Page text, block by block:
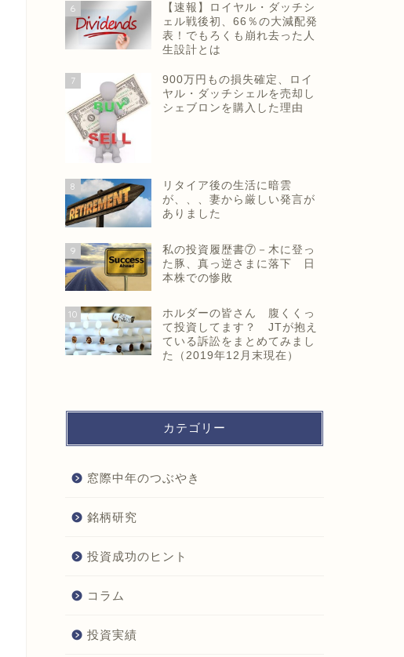
6
【速報】ロイヤル・ダッチシ
ェル戦後初、66％の大減配発
表！でもろくも崩れ去った人
生設計とは
7
900万円もの損失確定、ロイ
ヤル・ダッチシェルを売却し
シェブロンを購入した理由
8
リタイア後の生活に暗雲
が、、、妻から厳しい発言が
ありました
9
私の投資履歴書⑦－木に登っ
た豚、真っ逆さまに落下 日
本株での惨敗
10
ホルダーの皆さん 腹くくっ
て投資してます？ JTが抱え
ている訴訟をまとめてみまし
た（2019年12月末現在）
カテゴリー
窓際中年のつぶやき
銘柄研究
投資成功のヒント
コラム
投資実績